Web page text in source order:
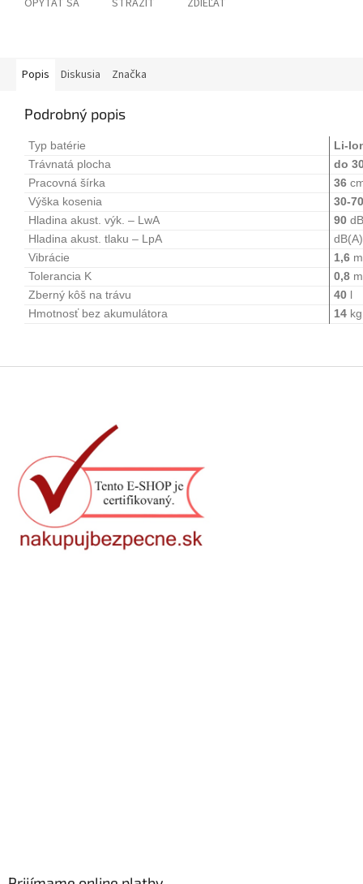
OPÝTAŤ SA STRÁŽIŤ ZDIEĽAŤ
Popis Diskusia Značka
Podrobný popis
Typ batérie
Li-
Trávnatá plocha
do
Pracovná šírka
36
Výška kosenia
30-70
Hladina akust. výk. – LwA
90
Hladina akust. tlaku – LpA
dB(A)
Vibrácie
1,6
Tolerancia K
0,8
Zberný kôš na trávu
40 l
Hmotnosť bez akumulátora
14 kg